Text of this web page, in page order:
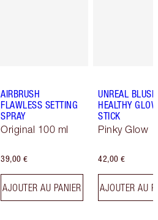
AIRBRUSH
FLAWLESS SETTING
SPRAY
Original 100 ml
39,00 €
AJOUTER AU PANIER
UNREAL BLUSH
HEALTHY GLOW
STICK
Pinky Glow
42,00 €
AJOUTER AU